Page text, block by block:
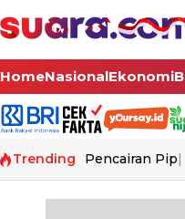
HomeNasionalEkonomi
Trending Pencairan Pip